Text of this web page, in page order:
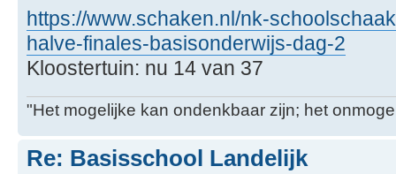
https://www.schaken.nl/nk-
halve-finales-basisonderwijs-dag-2
Kloostertuin: nu 14 van 37
"Het mogelijke kan ondenkbaar zijn; het
Re: Basisschool Landelijk